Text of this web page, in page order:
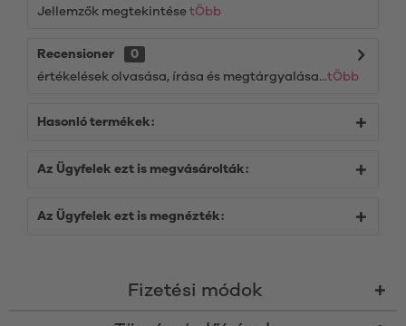
Jellemzők megtekintése tÖbb
Recensioner
0
értékelések olvasása, írása és megtárgyalása...tÖbb
Hasonló termékek:
Az Ügyfelek ezt is megvásárolták:
Az Ügyfelek ezt is megnézték:
Fizetési módok